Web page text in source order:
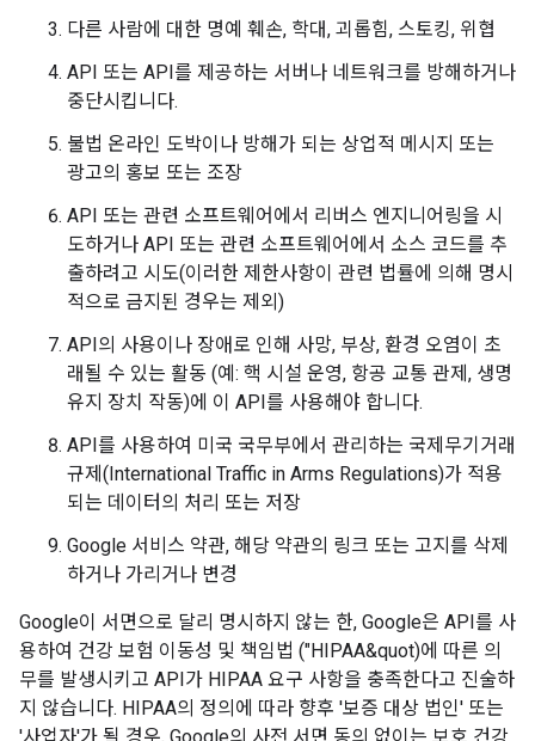
다른 사람에 대한 명예 훼손, 학대, 괴롭힘, 스토킹, 위협
API 또는 API를 제공하는 서버나 네트워크를 방해하거나
중단시킵니다.
불법 온라인 도박이나 방해가 되는 상업적 메시지 또는
광고의 홍보 또는 조장
API 또는 관련 소프트웨어에서 리버스 엔지니어링을 시
도하거나 API 또는 관련 소프트웨어에서 소스 코드를 추
출하려고 시도(이러한 제한사항이 관련 법률에 의해 명시
적으로 금지된 경우는 제외)
API의 사용이나 장애로 인해 사망, 부상, 환경 오염이 초
래될 수 있는 활동 (예: 핵 시설 운영, 항공 교통 관제, 생명
유지 장치 작동)에 이 API를 사용해야 합니다.
API를 사용하여 미국 국무부에서 관리하는 국제무기거래
규제(International Traffic in Arms Regulations)가 적용
되는 데이터의 처리 또는 저장
Google 서비스 약관, 해당 약관의 링크 또는 고지를 삭제
하거나 가리거나 변경
Google이 서면으로 달리 명시하지 않는 한, Google은 API를 사
용하여 건강 보험 이동성 및 책임법 ("HIPAA&quot)에 따른 의
무를 발생시키고 API가 HIPAA 요구 사항을 충족한다고 진술하
지 않습니다. HIPAA의 정의에 따라 향후 '보증 대상 법인' 또는